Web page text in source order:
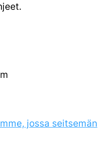
jossa seitsemän